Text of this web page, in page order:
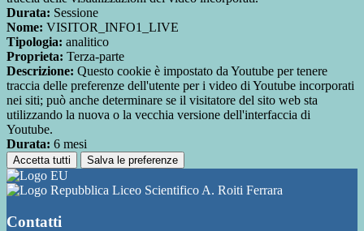
Durata: Sessione
Nome: VISITOR_INFO1_LIVE
Tipologia: analitico
Proprieta: Terza-parte
Descrizione: Questo cookie è impostato da Youtube per tenere
traccia delle preferenze dell'utente per i video di Youtube incorporati
nei siti; può anche determinare se il visitatore del sito web sta
utilizzando la nuova o la vecchia versione dell'interfaccia di
Youtube.
Durata: 6 mesi
Accetta tutti Salva le preferenze
Liceo Scientifico A. Roiti Ferrara
Contatti